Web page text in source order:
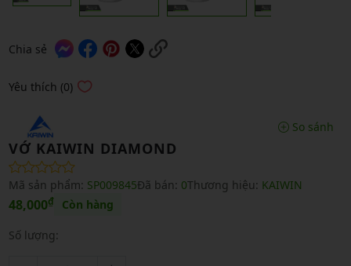
Chia sẻ
Yêu thích (0)
So sánh
VỚ KAIWIN DIAMOND
Mã sản phẩm: SP009845Đã bán: 0Thương hiệu: KAIWIN
48,000₫ Còn hàng
Số lượng: